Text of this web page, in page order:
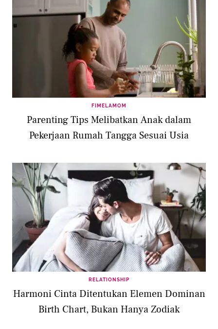
FIMELAMOM
Parenting Tips Melibatkan Anak dalam
Pekerjaan Rumah Tangga Sesuai Usia
RELATIONSHIP
Harmoni Cinta Ditentukan Elemen Dominan
Birth Chart, Bukan Hanya Zodiak